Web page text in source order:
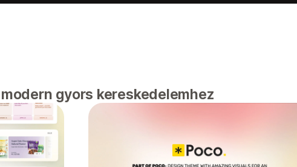
gyors kereskedelemhez